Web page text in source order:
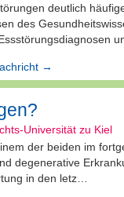
deutlich
des
→
Universität zu Kiel
der beiden im
degenerative
in den letz…